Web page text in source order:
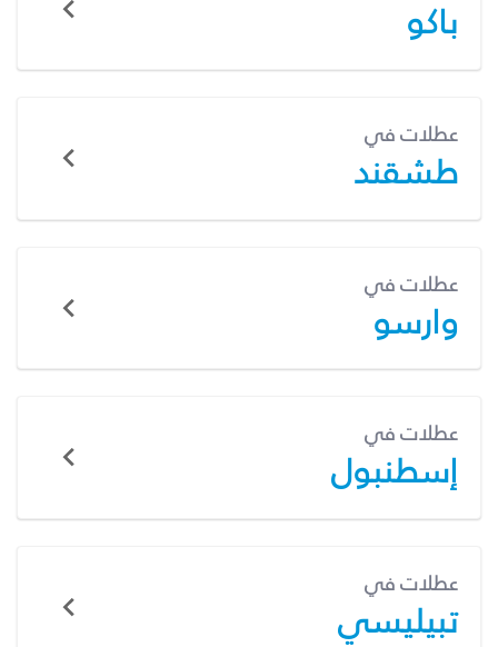
باكو
عطلات في
طشقند
عطلات في
وارسو
عطلات في
إسطنبول
عطلات في
تبيليسي